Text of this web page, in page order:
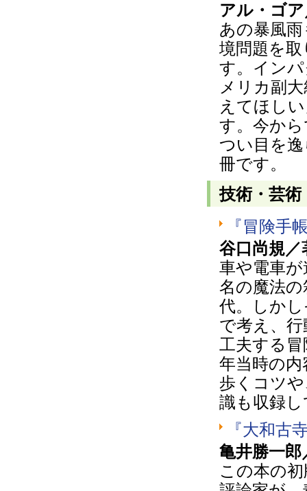
アル・ゴ
あの暴風
境問題を
す。イン
メリカ副
えてほし
す。今か
つい目を
冊です。
技術・芸術
『冒険手
谷口尚規
車や電車
名の魔法
代。しか
で考え、
工夫する
年当時の
歩くコツ
識も収録
『大和古
亀井勝一郎
この本の